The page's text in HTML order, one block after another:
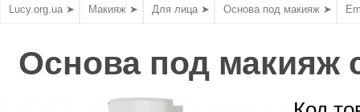
Lucy.org.ua ➤ Макияж ➤ Для лица ➤ Основа под макияж ➤
Основа под макияж